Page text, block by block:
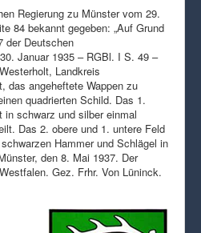
Regierung zu Münster vom 29.
84 bekannt gegeben: „Auf Grund
der Deutschen
Januar 1935 – RGBl. I S. 49 –
Landkreis
das angeheftete Wappen zu
quadrierten Schild. Das 1.
schwarz und silber einmal
Das 2. obere und 1. untere Feld
Hammer und Schlägel in
den 8. Mai 1937. Der
Gez. Frhr. Von Lüninck.